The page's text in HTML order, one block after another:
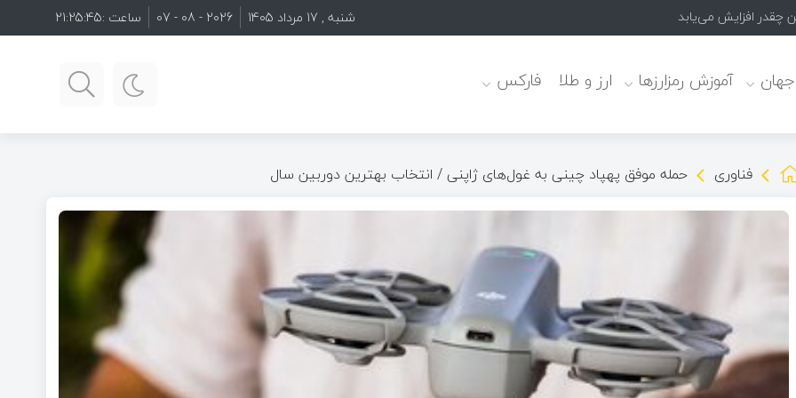
چقدر افزایش می‌یابد؟ شنبه , 17 مرداد 1405 2026 - 08 - 07 ساعت :21:25:46
جهان آموزش رمزارزها ارز و طلا فارکس
فناوری حمله موفق پهپاد چینی به غول‌های ژاپنی / انتخاب بهترین دوربین سال